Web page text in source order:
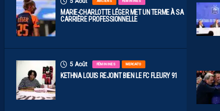
MARIE-CHARLOTTE LÉGER MET UN TERME À SA
CARRIÈRE PROFESSIONNELLE
5 Août FÉMININES MERCATO
KETHNA LOUIS REJOINT BIEN LE FC FLEURY 91